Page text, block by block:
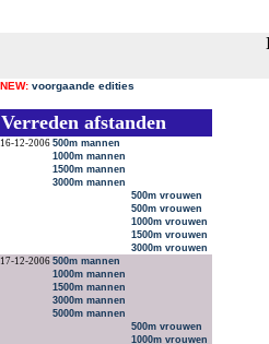
NEW: voorgaande edities
Verreden afstanden
16-12-2006 500m mannen
1000m mannen
1500m mannen
3000m mannen
500m vrouwen
500m vrouwen
1000m vrouwen
1500m vrouwen
3000m vrouwen
17-12-2006 500m mannen
1000m mannen
1500m mannen
3000m mannen
5000m mannen
500m vrouwen
1000m vrouwen